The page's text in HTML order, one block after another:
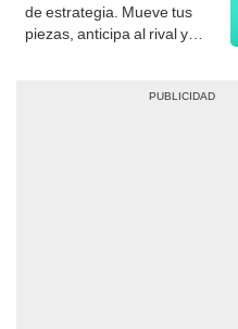
de estrategia. Mueve tus
piezas, anticipa al rival y